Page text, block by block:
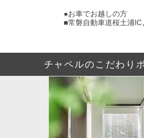
●お車でお越しの方
■常磐自動車道桜土浦IC
チャペルのこだわり